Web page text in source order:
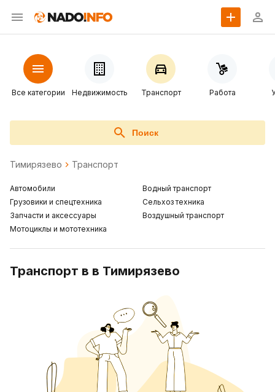
Все категории Недвижимость Транспорт Работа
Поиск
Тимирязево Транспорт
Автомобили
Грузовики и спецтехника
Запчасти и аксессуары
Мотоциклы и мототехника
Водный транспорт
Сельхоз техника
Воздушный транспорт
Транспорт в в Тимирязево